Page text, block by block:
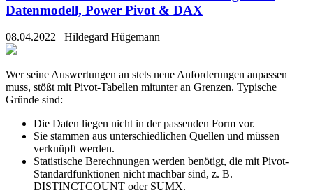
Datenmodell, Power Pivot & DAX
08.04.2022 Hildegard Hügemann
Wer seine Auswertungen an stets neue Anforderungen anpassen
muss, stößt mit Pivot-Tabellen mitunter an Grenzen. Typische
Gründe sind:
Die Daten liegen nicht in der passenden Form vor.
Sie stammen aus unterschiedlichen Quellen und müssen
verknüpft werden.
Statistische Berechnungen werden benötigt, die mit Pivot-
Standardfunktionen nicht machbar sind, z. B.
DISTINCTCOUNT oder SUMX.